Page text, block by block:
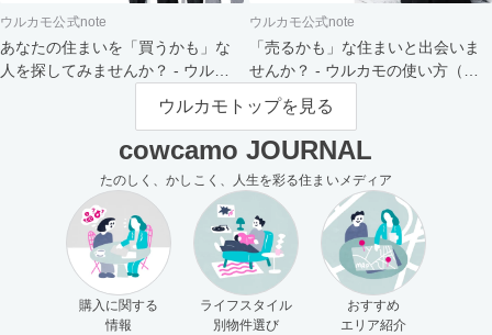
ウルカモ公式note
あなたの住まいを「買うかも」な
人を探してみませんか？ - ウルカ
ウルカモ公式note
「売るかも」な住まいと出会いま
せんか？ - ウルカモの使い方（買
主さま向け）
ウルカモトップを見る
cowcamo JOURNAL
たのしく、かしこく、人生を彩る住まいメディア
購入に関する
情報
ライフスタイル
別物件選び
おすすめ
エリア紹介